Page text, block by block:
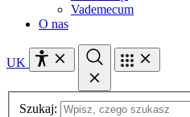
Vademecum
O nas
UK
Szukaj: